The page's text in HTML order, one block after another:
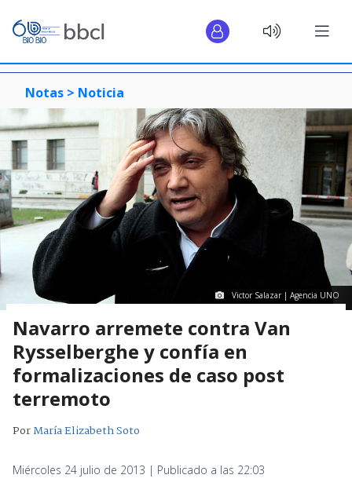
Notas > Noticia
Victor Salazar | Agencia UNO
Navarro arremete contra Van
Rysselberghe y confía en
formalizaciones de caso post
terremoto
PorMaría Elizabeth Soto
Miércoles 24 julio de 2013 | Publicado a las 22:03